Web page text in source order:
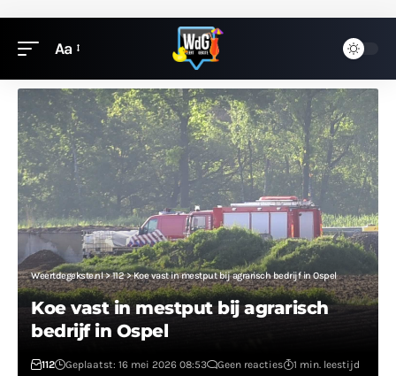
Aa
Weertdegekste.nl>112>Koe vast in mestput bij agrarisch bedrijf in Ospel
Koe vast in mestput bij agrarisch
bedrijf in Ospel
112 Geplaatst: 16 mei 2026 08:53 Geen reacties 1 min. leestijd